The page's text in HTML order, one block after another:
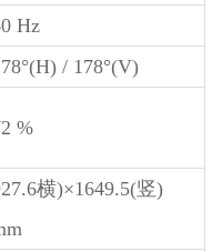
Hz
/ 178°(V)
%
横)×1649.5(竖)